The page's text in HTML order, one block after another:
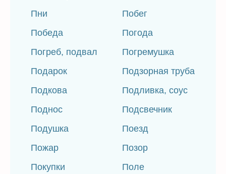
Пни
Побег
Победа
Погода
Погреб, подвал
Погремушка
Подарок
Подзорная труба
Подкова
Подливка, соус
Поднос
Подсвечник
Подушка
Поезд
Пожар
Позор
Покупки
Поле